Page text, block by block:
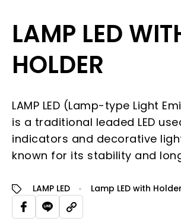
LAMP LED
HOLDER
LAMP LED (Lamp-type Light
is a traditional leaded LED
indicators and decorative
known for its stability and
LAMP LED Lamp LED with Holder